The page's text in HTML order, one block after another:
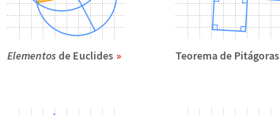
Elementosde Euclides Teorema de Pitágoras